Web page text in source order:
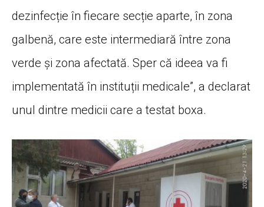
dezinfecție în fiecare secție aparte, în zona
galbenă, care este intermediară între zona
verde și zona afectată. Sper că ideea va fi
implementată în instituții medicale”, a declarat
unul dintre medicii care a testat boxa.